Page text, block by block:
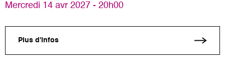
Mercredi 14 avr 2027 - 20h00
Plus d'infos